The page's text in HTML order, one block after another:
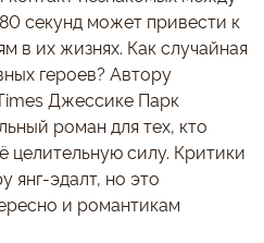
секунд может привести к
в их жизнях. Как случайная
героев? Автору
Джессике Парк
роман для тех, кто
целительную силу. Критики
янг-эдалт, но это
и романтикам